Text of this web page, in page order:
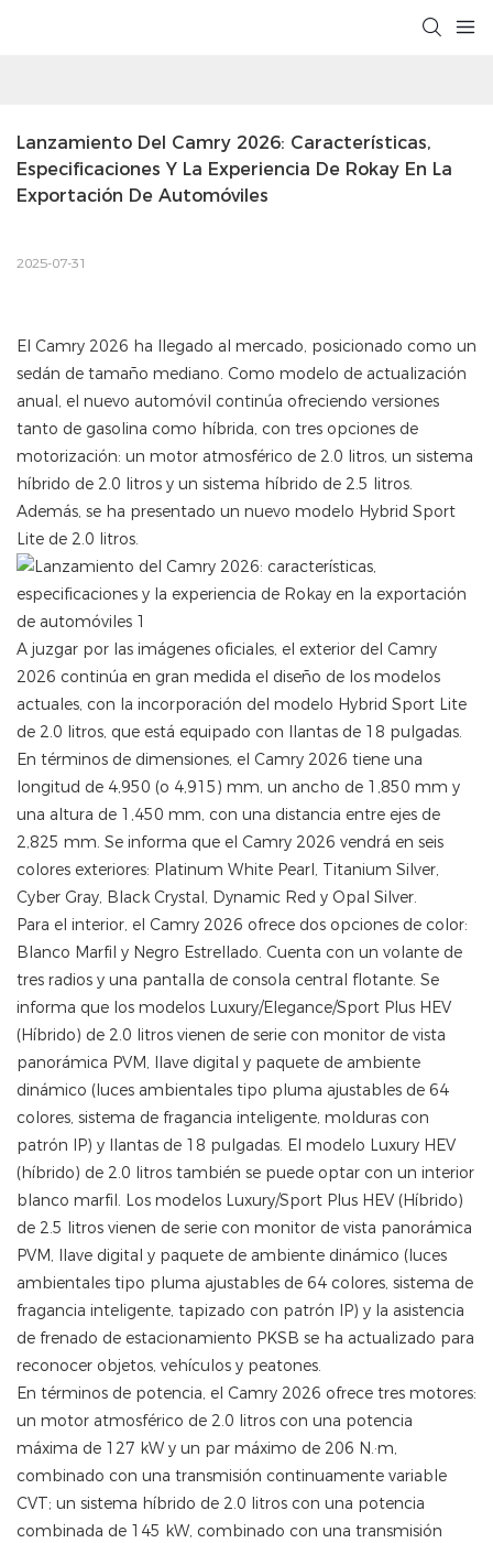
Lanzamiento Del Camry 2026: Características,
Especificaciones Y La Experiencia De Rokay En La
Exportación De Automóviles
2025-07-31
El Camry 2026 ha llegado al mercado, posicionado como un
sedán de tamaño mediano. Como modelo de actualización
anual, el nuevo automóvil continúa ofreciendo versiones
tanto de gasolina como híbrida, con tres opciones de
motorización: un motor atmosférico de 2.0 litros, un sistema
híbrido de 2.0 litros y un sistema híbrido de 2.5 litros.
Además, se ha presentado un nuevo modelo Hybrid Sport
Lite de 2.0 litros.
A juzgar por las imágenes oficiales, el exterior del Camry
2026 continúa en gran medida el diseño de los modelos
actuales, con la incorporación del modelo Hybrid Sport Lite
de 2.0 litros, que está equipado con llantas de 18 pulgadas.
En términos de dimensiones, el Camry 2026 tiene una
longitud de 4,950 (o 4,915) mm, un ancho de 1,850 mm y
una altura de 1,450 mm, con una distancia entre ejes de
2,825 mm. Se informa que el Camry 2026 vendrá en seis
colores exteriores: Platinum White Pearl, Titanium Silver,
Cyber Gray, Black Crystal, Dynamic Red y Opal Silver.
Para el interior, el Camry 2026 ofrece dos opciones de color:
Blanco Marfil y Negro Estrellado. Cuenta con un volante de
tres radios y una pantalla de consola central flotante. Se
informa que los modelos Luxury/Elegance/Sport Plus HEV
(Híbrido) de 2.0 litros vienen de serie con monitor de vista
panorámica PVM, llave digital y paquete de ambiente
dinámico (luces ambientales tipo pluma ajustables de 64
colores, sistema de fragancia inteligente, molduras con
patrón IP) y llantas de 18 pulgadas. El modelo Luxury HEV
(híbrido) de 2.0 litros también se puede optar con un interior
blanco marfil. Los modelos Luxury/Sport Plus HEV (Híbrido)
de 2.5 litros vienen de serie con monitor de vista panorámica
PVM, llave digital y paquete de ambiente dinámico (luces
ambientales tipo pluma ajustables de 64 colores, sistema de
fragancia inteligente, tapizado con patrón IP) y la asistencia
de frenado de estacionamiento PKSB se ha actualizado para
reconocer objetos, vehículos y peatones.
En términos de potencia, el Camry 2026 ofrece tres motores:
un motor atmosférico de 2.0 litros con una potencia
máxima de 127 kW y un par máximo de 206 N.·m,
combinado con una transmisión continuamente variable
CVT; un sistema híbrido de 2.0 litros con una potencia
combinada de 145 kW, combinado con una transmisión